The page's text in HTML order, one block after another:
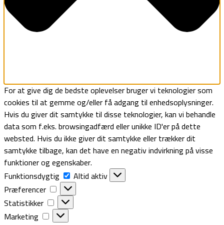
For at give dig de bedste oplevelser bruger vi teknologier som
cookies til at gemme og/eller få adgang til enhedsoplysninger.
Hvis du giver dit samtykke til disse teknologier, kan vi behandle
data som f.eks. browsingadfærd eller unikke ID'er på dette
websted. Hvis du ikke giver dit samtykke eller trækker dit
samtykke tilbage, kan det have en negativ indvirkning på visse
funktioner og egenskaber.
Funktionsdygtig
Funktionsdygtig
Altid aktiv
Præferencer
Præferencer
Statistikker
Statistikker
Marketing
Marketing